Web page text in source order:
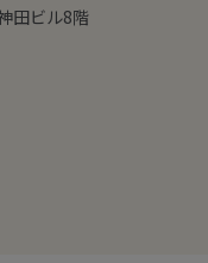
田ビル8階